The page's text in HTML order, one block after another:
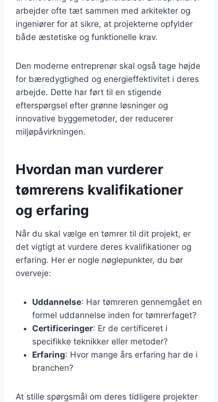
arbejder ofte tæt sammen med arkitekter og
ingeniører for at sikre, at projekterne opfylder
både æstetiske og funktionelle krav.
Den moderne entreprenør skal også tage højde
for bæredygtighed og energieffektivitet i deres
arbejde. Dette har ført til en stigende
efterspørgsel efter grønne løsninger og
innovative byggemetoder, der reducerer
miljøpåvirkningen.
Hvordan man vurderer
tømrerens kvalifikationer
og erfaring
Når du skal vælge en tømrer til dit projekt, er
det vigtigt at vurdere deres kvalifikationer og
erfaring. Her er nogle nøglepunkter, du bør
overveje:
Uddannelse: Har tømreren gennemgået en
formel uddannelse inden for tømrerfaget?
Certificeringer: Er de certificeret i
specifikke teknikker eller metoder?
Erfaring: Hvor mange års erfaring har de i
branchen?
At stille spørgsmål om deres tidligere projekter